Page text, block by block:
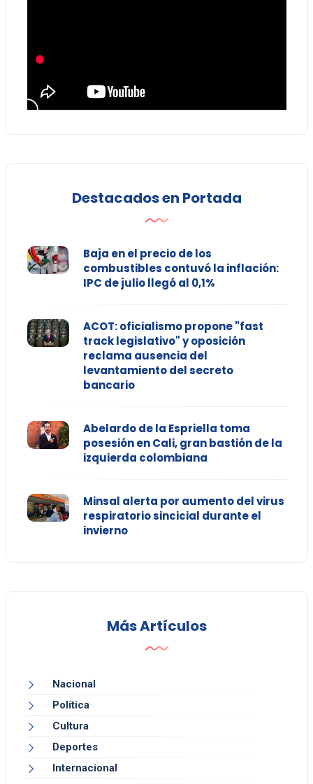
Destacados en Portada
Baja en el precio de los
combustibles contuvó la inflación:
IPC de julio llegó al 0,1%
ACOT: oficialismo propone "fast
track legislativo" y oposición
reclama ausencia del
levantamiento del secreto
bancario
Abelardo de la Espriella toma
posesión en Cali, gran bastión de la
izquierda colombiana
Minsal alerta por aumento del virus
respiratorio sincicial durante el
invierno
Más Artículos
Nacional
Política
Cultura
Deportes
Internacional